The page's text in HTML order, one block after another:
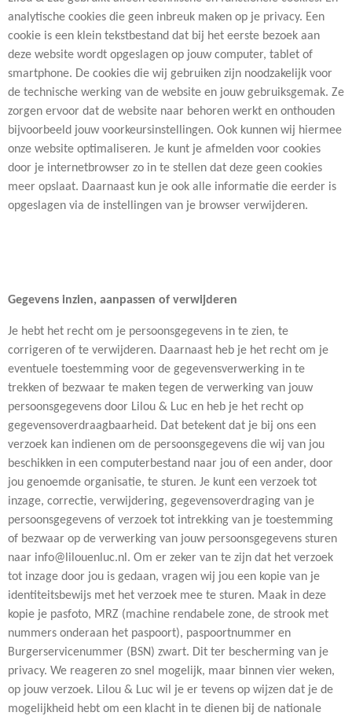
analytische cookies die geen inbreuk maken op je privacy. Een
cookie is een klein tekstbestand dat bij het eerste bezoek aan
deze website wordt opgeslagen op jouw computer, tablet of
smartphone. De cookies die wij gebruiken zijn noodzakelijk voor
de technische werking van de website en jouw gebruiksgemak. Ze
zorgen ervoor dat de website naar behoren werkt en onthouden
bijvoorbeeld jouw voorkeursinstellingen. Ook kunnen wij hiermee
onze website optimaliseren. Je kunt je afmelden voor cookies
door je internetbrowser zo in te stellen dat deze geen cookies
meer opslaat. Daarnaast kun je ook alle informatie die eerder is
opgeslagen via de instellingen van je browser verwijderen.
Gegevens inzien, aanpassen of verwijderen
Je hebt het recht om je persoonsgegevens in te zien, te
corrigeren of te verwijderen. Daarnaast heb je het recht om je
eventuele toestemming voor de gegevensverwerking in te
trekken of bezwaar te maken tegen de verwerking van jouw
persoonsgegevens door Lilou & Luc en heb je het recht op
gegevensoverdraagbaarheid. Dat betekent dat je bij ons een
verzoek kan indienen om de persoonsgegevens die wij van jou
beschikken in een computerbestand naar jou of een ander, door
jou genoemde organisatie, te sturen. Je kunt een verzoek tot
inzage, correctie, verwijdering, gegevensoverdraging van je
persoonsgegevens of verzoek tot intrekking van je toestemming
of bezwaar op de verwerking van jouw persoonsgegevens sturen
naar info@lilouenluc.nl. Om er zeker van te zijn dat het verzoek
tot inzage door jou is gedaan, vragen wij jou een kopie van je
identiteitsbewijs met het verzoek mee te sturen. Maak in deze
kopie je pasfoto, MRZ (machine rendabele zone, de strook met
nummers onderaan het paspoort), paspoortnummer en
Burgerservicenummer (BSN) zwart. Dit ter bescherming van je
privacy. We reageren zo snel mogelijk, maar binnen vier weken,
op jouw verzoek. Lilou & Luc wil je er tevens op wijzen dat je de
mogelijkheid hebt om een klacht in te dienen bij de nationale